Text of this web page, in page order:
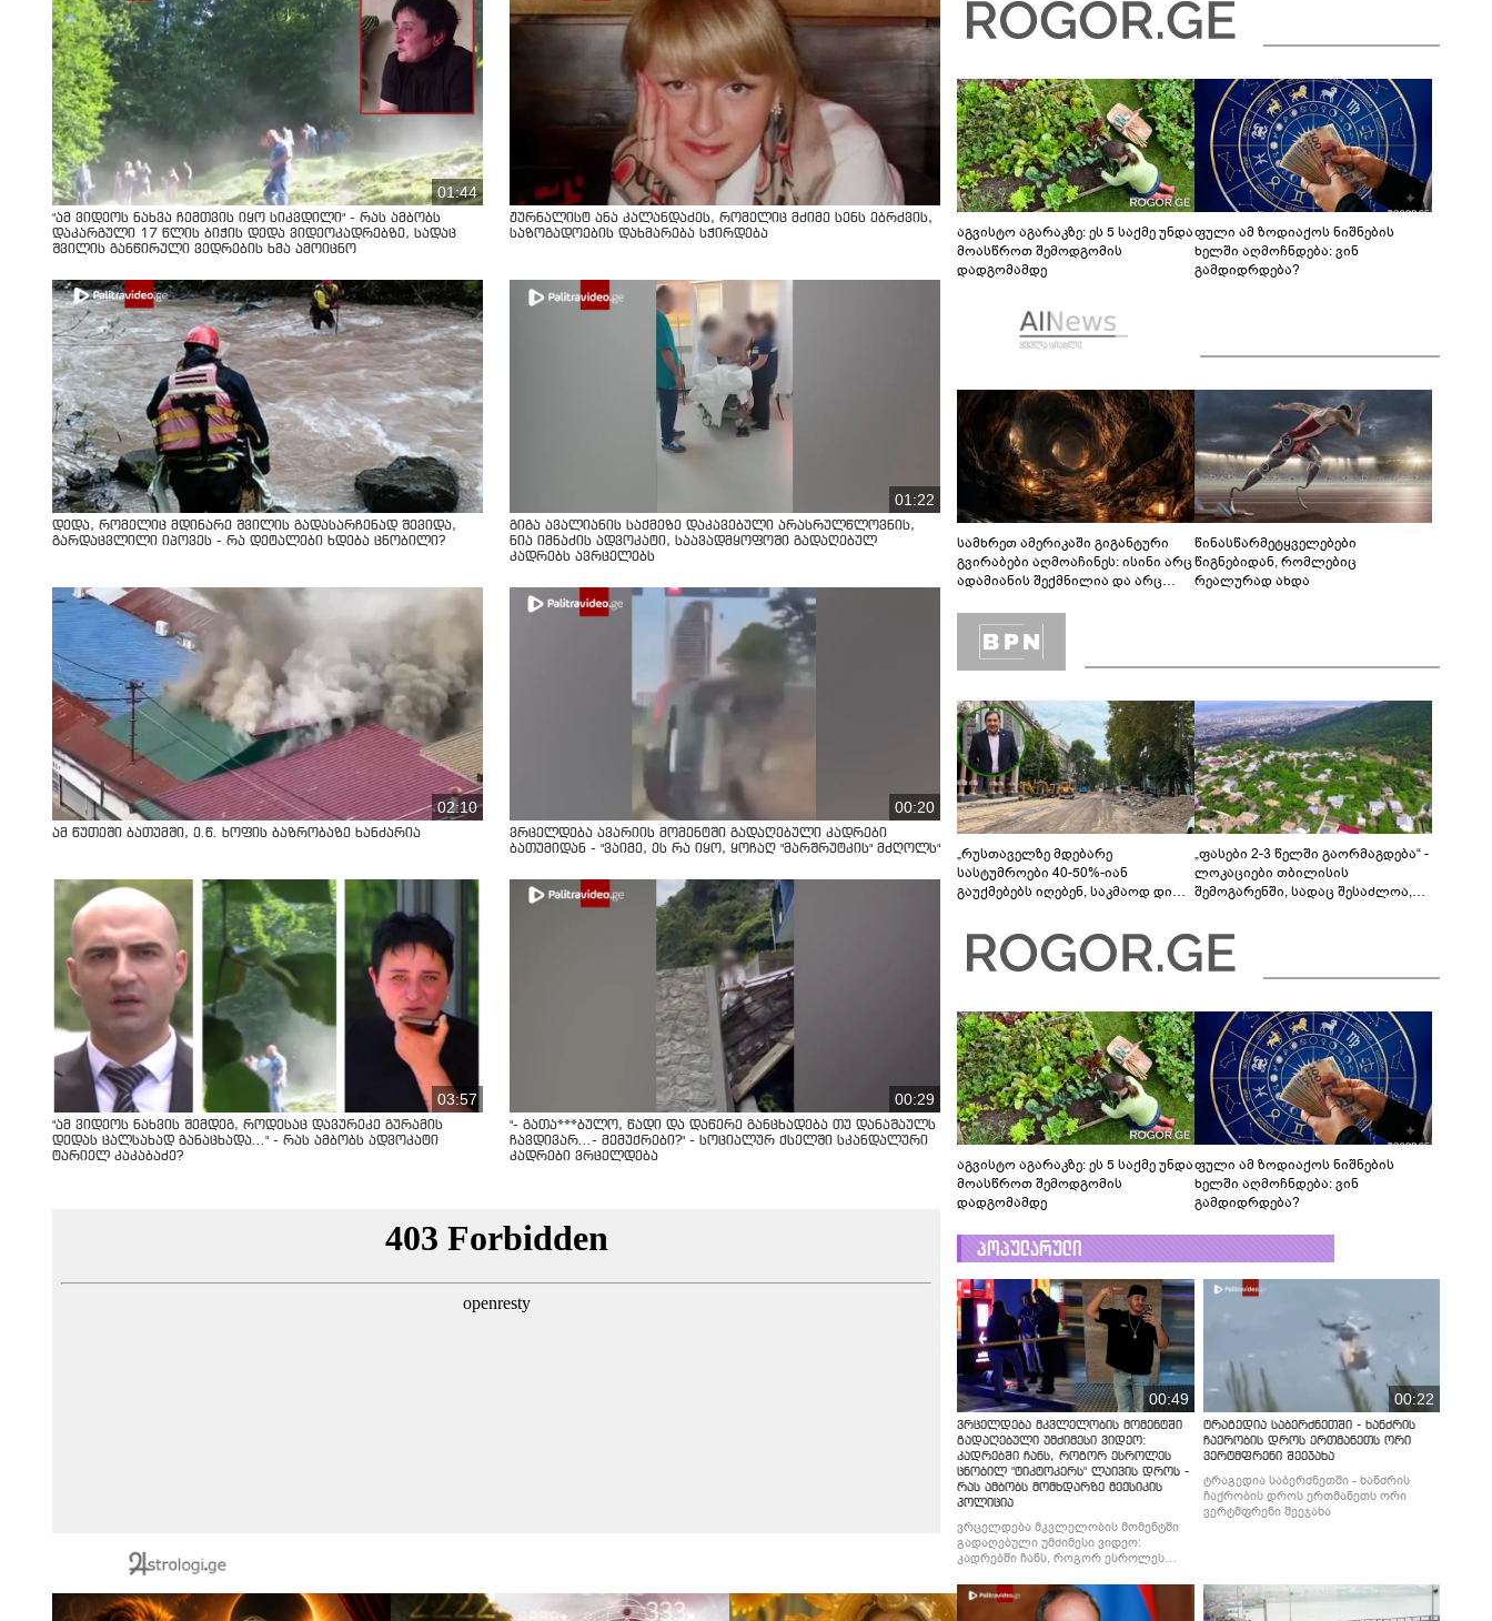
01:44
"ამ ვიდეოს ნახვა ჩემთვის იყო სიკვდილი" - რას ამბობს
დაკარგული 17 წლის ბიჭის დედა ვიდეოკადრებზე, სადაც
შვილის განწირული ვედრების ხმა ამოიცნო
ჟურნალისტ ანა კალანდაძეს, რომელიც მძიმე სენს ებრძვის,
საზოგადოების დახმარება სჭირდება
დედა, რომელიც მდინარე შვილის გადასარჩენად შევიდა,
გარდაცვლილი იპოვეს - რა დეტალები ხდება ცნობილი?
01:22
გიგა ავალიანის საქმეზე დაკავებული არასრულწლოვნის,
ნია იმნაძის ადვოკატი, საავადმყოფოში გადაღებულ
კადრებს ავრცელებს
02:10
ამ წუთეში ბათუმში, ე.წ. ხოფის ბაზრობაზე ხანძარია
00:20
ვრცელდება ავარიის მომენტში გადაღებული კადრები
ბათუმიდან - "ვაიმე, ეს რა იყო, ყოჩაღ "მარშრუტკის" მძღოლს"
03:57
"ამ ვიდეოს ნახვის შემდეგ, როდესაც დავურეკე გურამის
დედას ცალსახად განაცხადა..." - რას ამბობს ადვოკატი
ტარიელ კაკაბაძე?
00:29
"- გათა***ბულო, წადი და დაწერე განცხადება თუ დანაშაულს
ჩავდივარ...- მემუქრები?" - სოციალურ ქსელში სკანდალური
კადრები ვრცელდება
გადმოვასვენე... ბარამიძე კი
ტყუის"
აგვისტო აგარაკზე: ეს 5 საქმე უნდა
მოასწროთ შემოდგომის
დადგომამდე
ფული ამ ზოდიაქოს ნიშნების
ხელში აღმოჩნდება: ვინ
გამდიდრდება?
სამხრეთ ამერიკაში გიგანტური
გვირაბები აღმოაჩინეს: ისინი არც
ადამიანის შექმნილია და არც
ლაბირინთები?
წინასწარმეტყველებები
წიგნებიდან, რომლებიც
რეალურად ახდა
„რუსთაველზე მდებარე
სასტუმროები 40-50%-იან
გაუქმებებს იღებენ, საკმაოდ დიდი
შეხვდებოდა“
„ფასები 2-3 წელში გაორმაგდება“ -
ლოკაციები თბილისის
შემოგარენში, სადაც შესაძლოა,
აგვისტო აგარაკზე: ეს 5 საქმე უნდა
მოასწროთ შემოდგომის
დადგომამდე
ფული ამ ზოდიაქოს ნიშნების
ხელში აღმოჩნდება: ვინ
გამდიდრდება?
პოპულარული
00:49
ვრცელდება მკვლელობის მომენტში
გადაღებული უმძიმესი ვიდეო:
კადრებში ჩანს, როგორ ესროლეს
ცნობილ "ტიკტოკერს" ლაივის დროს -
რას ამბობს მომხდარზე მექსიკის
პოლიცია
ვრცელდება მკვლელობის მომენტში
გადაღებული უმძიმესი ვიდეო:
კადრებში ჩანს, როგორ ესროლეს
რას ამბობს მომხდარზე მექსიკის
პოლიცია
00:22
ტრაგედია საბერძნეთში - ხანძრის
ჩაქრობის დროს ერთმანეთს ორი
ვერტმფრენი შეეჯახა
ტრაგედია საბერძნეთში - ხანძრის
ჩაქრობის დროს ერთმანეთს ორი
ვერტმფრენი შეეჯახა